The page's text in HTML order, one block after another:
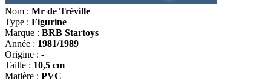
Nom : Mr de Tréville
Type : Figurine
Marque : BRB Startoys
Année : 1981/1989
Origine : -
Taille : 10,5 cm
Matière : PVC